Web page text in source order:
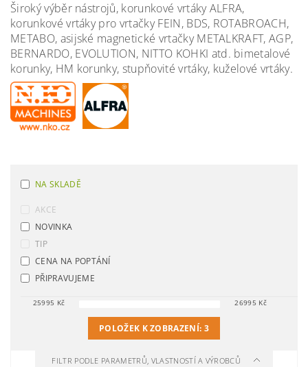
Široký výběr nástrojů, korunkové vrtáky ALFRA,
korunkové vrtáky pro vrtačky FEIN, BDS, ROTABROACH,
METABO, asijské magnetické vrtačky METALKRAFT, AGP,
BERNARDO, EVOLUTION, NITTO KOHKI atd. bimetalové
korunky, HM korunky, stupňovité vrtáky, kuželové vrtáky.
NA SKLADĚ
AKCE
NOVINKA
TIP
CENA NA POPTÁNÍ
PŘIPRAVUJEME
25995 Kč 26995 Kč
POLOŽEK K ZOBRAZENÍ: 3
FILTR PODLE PARAMETRŮ, VLASTNOSTÍ A VÝROBCŮ